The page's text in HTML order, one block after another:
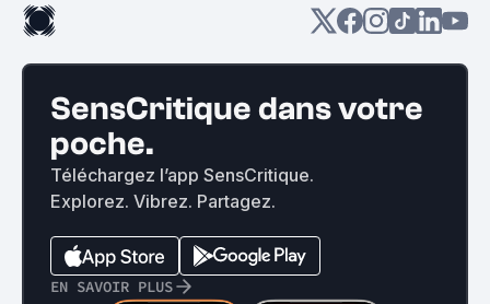
SensCritique dans votre
poche.
Téléchargez l’app SensCritique.
Explorez. Vibrez. Partagez.
EN SAVOIR PLUS